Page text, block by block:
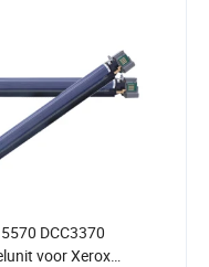
DCC3370
voor Xerox